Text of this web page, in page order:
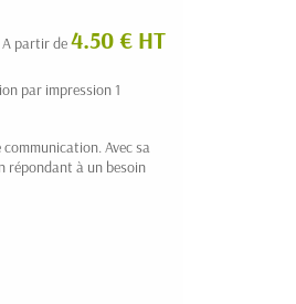
A partir de4.50 € HT
par impression 1
Avec sa
répondant à un besoin